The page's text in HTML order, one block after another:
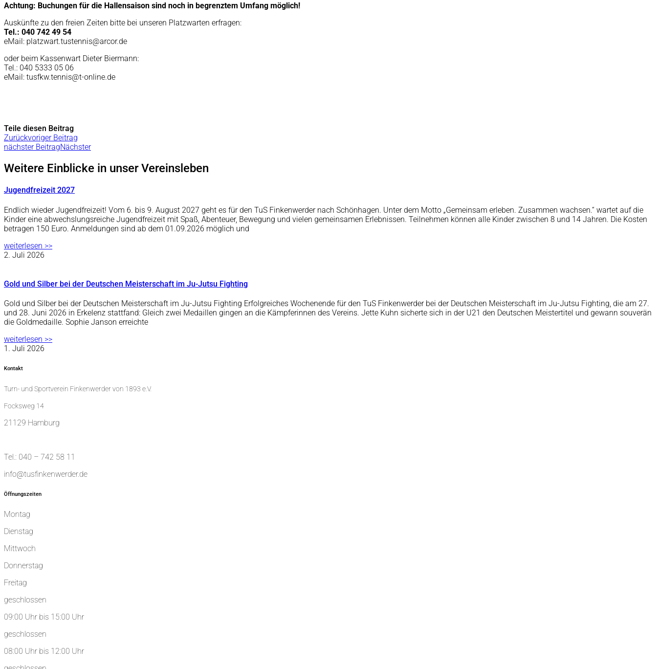
Achtung: Buchungen für die Hallensaison sind noch in begrenztem Umfang möglich!
Auskünfte zu den freien Zeiten bitte bei unseren Platzwarten erfragen:
Tel.: 040 742 49 54
eMail: platzwart.tustennis@arcor.de
oder beim Kassenwart Dieter Biermann:
Tel.: 040 5333 05 06
eMail: tusfkw.tennis@t-online.de
Teile diesen Beitrag
Zurückvoriger Beitrag
nächster BeitragNächster
Weitere Einblicke in unser Vereinsleben
Jugendfreizeit 2027
Endlich wieder Jugendfreizeit! Vom 6. bis 9. August 2027 geht es für den TuS Finkenwerder nach Schönhagen. Unter dem Motto „Gemeinsam erleben. Zusammen wachsen.“ wartet auf die
Kinder eine abwechslungsreiche Jugendfreizeit mit Spaß, Abenteuer, Bewegung und vielen gemeinsamen Erlebnissen. Teilnehmen können alle Kinder zwischen 8 und 14 Jahren. Die Kosten
betragen 150 Euro. Anmeldungen sind ab dem 01.09.2026 möglich und
weiterlesen >>
2. Juli 2026
Gold und Silber bei der Deutschen Meisterschaft im Ju-Jutsu Fighting
Gold und Silber bei der Deutschen Meisterschaft im Ju-Jutsu Fighting Erfolgreiches Wochenende für den TuS Finkenwerder bei der Deutschen Meisterschaft im Ju-Jutsu Fighting, die am 27.
und 28. Juni 2026 in Erkelenz stattfand: Gleich zwei Medaillen gingen an die Kämpferinnen des Vereins. Jette Kuhn sicherte sich in der U21 den Deutschen Meistertitel und gewann souverän
die Goldmedaille. Sophie Janson erreichte
weiterlesen >>
1. Juli 2026
Kontakt
Turn- und Sportverein Finkenwerder von 1893 e.V.
Focksweg 14
21129 Hamburg
Tel.: 040 – 742 58 11
info@tusfinkenwerder.de
Öffnungszeiten
Montag
Dienstag
Mittwoch
Donnerstag
Freitag
geschlossen
09:00 Uhr bis 15:00 Uhr
geschlossen
08:00 Uhr bis 12:00 Uhr